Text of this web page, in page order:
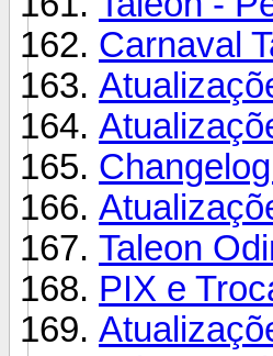
Carnaval
Taleon
PIX e